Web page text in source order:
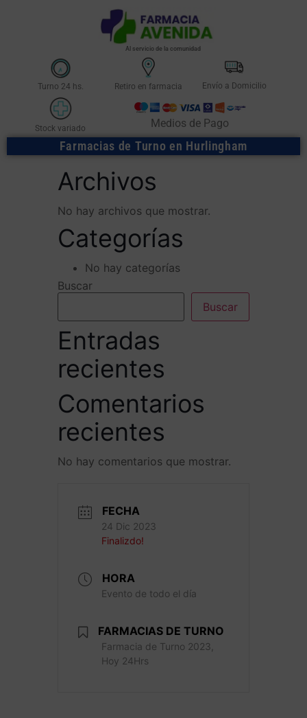
Al servicio de la comunidad
Turno 24 hs. Retiro en farmacia Envío a Domicilio
Stock variado Medios de Pago
Farmacias de Turno en Hurlingham
Archivos
No hay archivos que mostrar.
Categorías
No hay categorías
Buscar
Buscar
Entradas
recientes
Comentarios
recientes
No hay comentarios que mostrar.
FECHA
24 Dic 2023
Finalizdo!
HORA
Evento de todo el día
FARMACIAS DE TURNO
Farmacia de Turno 2023,
Hoy 24Hrs